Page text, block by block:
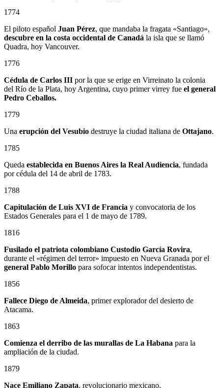
1774
El piloto español Juan Pérez, que mandaba la fragata «Santiago»,
descubre en la costa occidental de Canadá la isla que se llamó
Quadra, hoy Vancouver.
1776
Cédula de Carlos III por la que se erige en Virreinato la colonia
del Río de la Plata, hoy Argentina, cuyo primer virrey fue el general
Pedro Ceballos.
1779
Una erupción del Vesubio destruye la ciudad italiana de Ottajano.
1785
Queda establecida en Buenos Aires la Real Audiencia, fundada
por cédula del 14 de abril de 1783.
1788
Capitulación de Luis XVI de Francia y convocatoria de los
Estados Generales para el 1 de mayo de 1789.
1816
Fusilado el patriota colombiano Custodio García Rovira,
durante el «régimen del terror» impuesto en Nueva Granada por el
general Pablo Morillo para sofocar intentos independentistas.
1856
Fallece Diego de Almeida, primer explorador del desierto de
Atacama.
1863
Comienza el derribo de las murallas de La Habana para la
ampliación de la ciudad.
1879
Nace Emiliano Zapata, revolucionario mexicano.